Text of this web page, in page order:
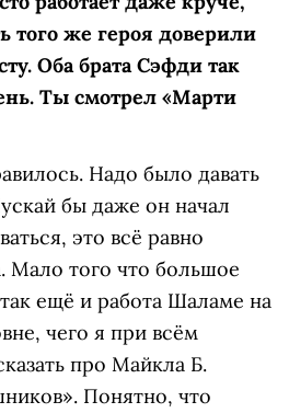
того же героя доверили
Оба брата Сэфди так
Ты смотрел «Марти
Надо было давать
бы даже он начал
это всё равно
Мало того что большое
ещё и работа Шаламе на
чего я при всём
про Майкла Б.
Понятно, что